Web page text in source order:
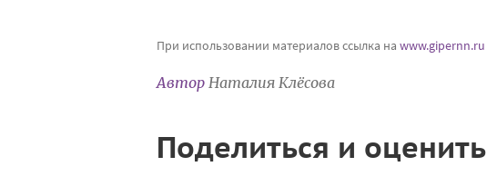
При использовании материалов ссылка на www.gipernn.ru
Автор Наталия Клёсова
Поделиться и оценить